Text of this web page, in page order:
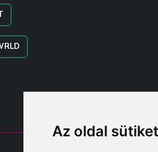
Az oldal